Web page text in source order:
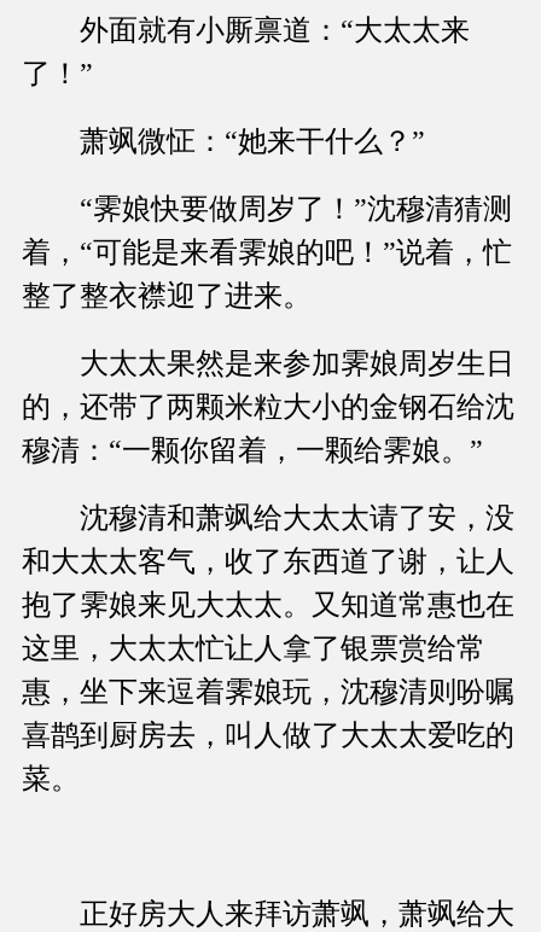
外面就有小厮禀道：“大太太来
了！”
萧飒微怔：“她来干什么？”
“霁娘快要做周岁了！”沈穆清猜测
着，“可能是来看霁娘的吧！”说着，忙
整了整衣襟迎了进来。
大太太果然是来参加霁娘周岁生日
的，还带了两颗米粒大小的金钢石给沈
穆清：“一颗你留着，一颗给霁娘。”
沈穆清和萧飒给大太太请了安，没
和大太太客气，收了东西道了谢，让人
抱了霁娘来见大太太。又知道常惠也在
这里，大太太忙让人拿了银票赏给常
惠，坐下来逗着霁娘玩，沈穆清则吩嘱
喜鹊到厨房去，叫人做了大太太爱吃的
菜。
正好房大人来拜访萧飒，萧飒给大